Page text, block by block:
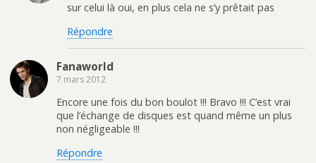
sur celui là oui, en plus cela ne s’y prêtait pas
Répondre
Fanaworld
7 mars 2012
Encore une fois du bon boulot !!! Bravo !!! C’est vrai
que l’échange de disques est quand même un plus
non négligeable !!!
Répondre